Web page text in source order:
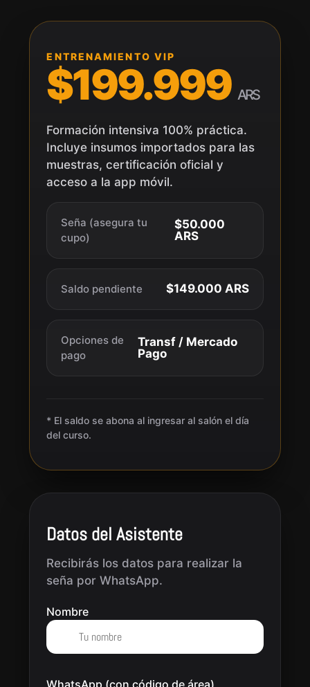
ENTRENAMIENTO VIP
$199.999 ARS
Formación intensiva 100% práctica.
Incluye insumos importados para las
muestras, certificación oficial y
acceso a la app móvil.
Seña (asegura tu
cupo)
$50.000
ARS
Saldo pendiente $149.000 ARS
Opciones de
pago
Transf / Mercado
Pago
* El saldo se abona al ingresar al salón el día
del curso.
Datos del Asistente
Recibirás los datos para realizar la
seña por WhatsApp.
Nombre
WhatsApp (con código de área)